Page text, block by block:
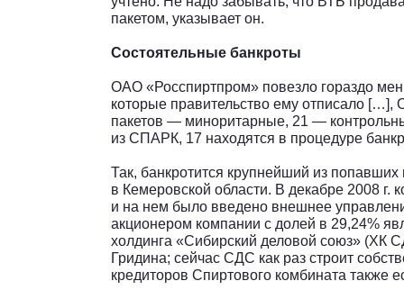
пакетом, указывает он.
Состоятельные банкроты
ОАО «Росспиртпром» повезло гораздо
которые правительство ему отписало
пакетов — миноритарные, 21 —
из СПАРК, 17 находятся в процедуре
Так, банкротится крупнейший из
в Кемеровской области. В декабре 2008 г.
и на нем было введено внешнее
акционером компании с долей в 29,24%
холдинга «Сибирский деловой союз»
Гридина; сейчас СДС как раз строит
кредиторов Спиртового комбината